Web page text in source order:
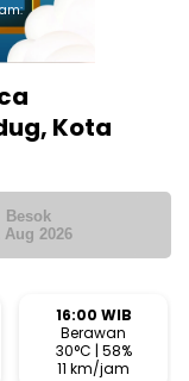
Kota
Besok
Aug 2026
16:00 WIB
Berawan
30°C | 58%
11 km/jam